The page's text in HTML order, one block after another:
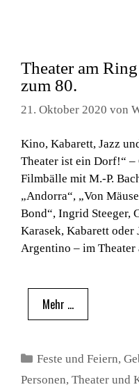
Theater am
zum 80.
21. Oktober 2020 von
Kino, Kabarett, Jazz
Theater ist ein Dorf!“
Filmbälle mit M.-P.
„Andorra“, „Von
Bond“, Ingrid Steeger,
Karasek, Kabarett oder
Argentino – im
Mehr …
Kategorien
Feste und Feiern,
Personen, Theater und